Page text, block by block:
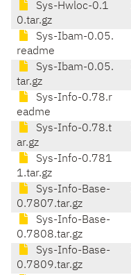
Sys-Hwloc-0.1
0.tar.gz
Sys-Ibam-0.05.
readme
Sys-Ibam-0.05.
tar.gz
Sys-Info-0.78.r
eadme
Sys-Info-0.78.t
ar.gz
Sys-Info-0.781
1.tar.gz
Sys-Info-Base-
0.7807.tar.gz
Sys-Info-Base-
0.7808.tar.gz
Sys-Info-Base-
0.7809.tar.gz